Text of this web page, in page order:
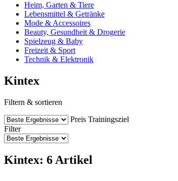
Heim, Garten & Tiere
Lebensmittel & Getränke
Mode & Accessoires
Beauty, Gesundheit & Drogerie
Spielzeug & Baby
Freizeit & Sport
Technik & Elektronik
Kintex
Filtern & sortieren
Preis Trainingsziel
Filter
Kintex: 6 Artikel